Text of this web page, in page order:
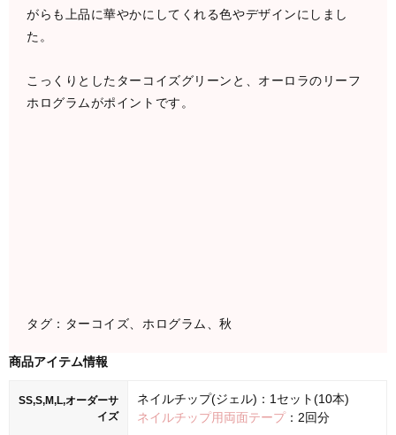
がらも上品に華やかにしてくれる色やデザインにしまし
た。
こっくりとしたターコイズグリーンと、オーロラのリーフ
ホログラムがポイントです。
タグ：ターコイズ、ホログラム、秋
商品アイテム情報
SS,S,M,L,オーダーサ
イズ
ネイルチップ(ジェル)：1セット(10本)
ネイルチップ用両面テープ：2回分